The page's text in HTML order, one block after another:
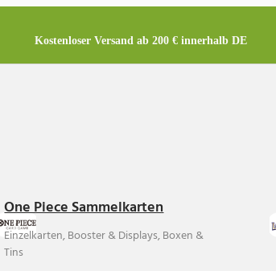
Kostenloser Versand ab 200 € innerhalb DE
One Piece Sammelkarten
Einzelkarten, Booster & Displays, Boxen &
Tins